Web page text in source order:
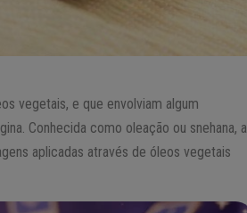
vegetais, e que envolviam algum
Conhecida como oleação ou snehana, a
aplicadas através de óleos vegetais